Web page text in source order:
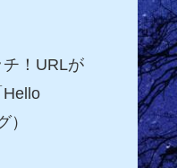
！URLが
）